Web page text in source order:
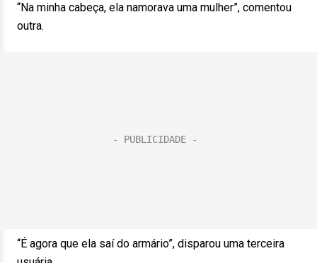
“Na minha cabeça, ela namorava uma mulher”, comentou
outra.
“É agora que ela saí do armário”, disparou uma terceira